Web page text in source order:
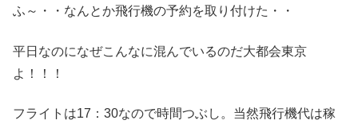
ふ～・・なんとか飛行機の予約を取り付けた・・
平日なのになぜこんなに混んでいるのだ大都会東京
よ！！！
フライトは17：30なので時間つぶし。当然飛行機代は稼